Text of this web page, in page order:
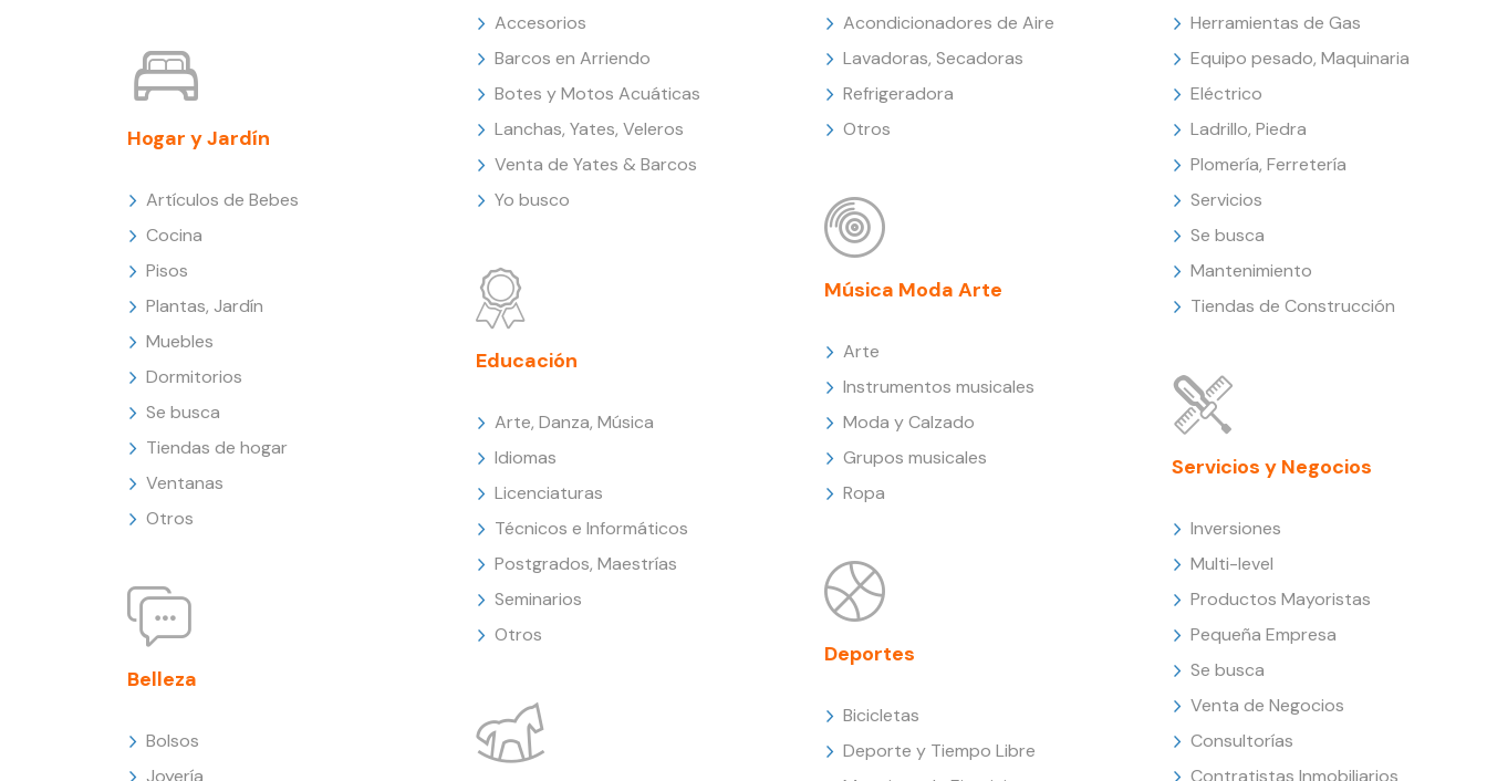
Hogar y Jardín
Artículos de Bebes
Cocina
Pisos
Plantas, Jardín
Muebles
Dormitorios
Se busca
Tiendas de hogar
Ventanas
Otros
Belleza
Bolsos
Joyería
Accesorios
Barcos en Arriendo
Botes y Motos Acuáticas
Lanchas, Yates, Veleros
Venta de Yates & Barcos
Yo busco
Educación
Arte, Danza, Música
Idiomas
Licenciaturas
Técnicos e Informáticos
Postgrados, Maestrías
Seminarios
Otros
Acondicionadores de Aire
Lavadoras, Secadoras
Refrigeradora
Otros
Música Moda Arte
Arte
Instrumentos musicales
Moda y Calzado
Grupos musicales
Ropa
Deportes
Bicicletas
Deporte y Tiempo Libre
Herramientas de Gas
Equipo pesado, Maquinaria
Eléctrico
Ladrillo, Piedra
Plomería, Ferretería
Servicios
Se busca
Mantenimiento
Tiendas de Construcción
Servicios y Negocios
Inversiones
Multi-level
Productos Mayoristas
Pequeña Empresa
Se busca
Venta de Negocios
Consultorías
Contratistas Inmobiliarios